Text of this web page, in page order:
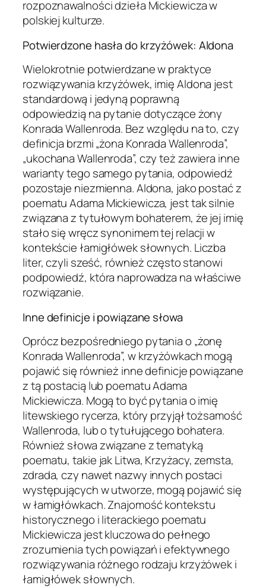
rozpoznawalności dzieła Mickiewicza w
polskiej kulturze.
Potwierdzone hasła do krzyżówek: Aldona
Wielokrotnie potwierdzane w praktyce
rozwiązywania krzyżówek, imię Aldona jest
standardową i jedyną poprawną
odpowiedzią na pytanie dotyczące żony
Konrada Wallenroda. Bez względu na to, czy
definicja brzmi „żona Konrada Wallenroda”,
„ukochana Wallenroda”, czy też zawiera inne
warianty tego samego pytania, odpowiedź
pozostaje niezmienna. Aldona, jako postać z
poematu Adama Mickiewicza, jest tak silnie
związana z tytułowym bohaterem, że jej imię
stało się wręcz synonimem tej relacji w
kontekście łamigłówek słownych. Liczba
liter, czyli sześć, również często stanowi
podpowiedź, która naprowadza na właściwe
rozwiązanie.
Inne definicje i powiązane słowa
Oprócz bezpośredniego pytania o „żonę
Konrada Wallenroda”, w krzyżówkach mogą
pojawić się również inne definicje powiązane
z tą postacią lub poematu Adama
Mickiewicza. Mogą to być pytania o imię
litewskiego rycerza, który przyjął tożsamość
Wallenroda, lub o tytułującego bohatera.
Również słowa związane z tematyką
poematu, takie jak Litwa, Krzyżacy, zemsta,
zdrada, czy nawet nazwy innych postaci
występujących w utworze, mogą pojawić się
w łamigłówkach. Znajomość kontekstu
historycznego i literackiego poematu
Mickiewicza jest kluczowa do pełnego
zrozumienia tych powiązań i efektywnego
rozwiązywania różnego rodzaju krzyżówek i
łamigłówek słownych.